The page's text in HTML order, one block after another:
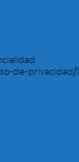
de-privacidad/)